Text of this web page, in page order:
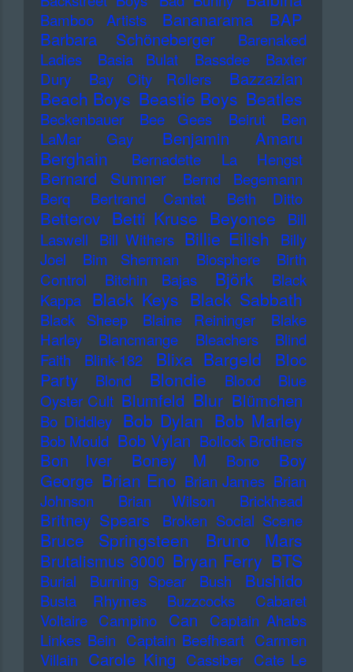
Bamboo Artists Bananarama
BAP
Barbara Schöneberger
Barenaked
Ladies
Basia Bulat Bassdee
Baxter
Dury
Bay City Rollers Bazzazian
Beach Boys Beastie Boys Beatles
Beckenbauer Bee Gees Beirut
Ben
LaMar Gay
Benjamin Amaru
Berghain Bernadette La Hengst
Bernard Sumner
Bernd Begemann
Berq
Bertrand Cantat Beth Ditto
Betterov Betti Kruse Beyonce
Bill
Laswell
Bill Withers Billie Eilish
Billy
Joel
Bim Sherman Biosphere
Birth
Control
Bitchin Bajas Björk
Black
Kappa Black Keys Black Sabbath
Black Sheep Blaine Reininger
Blake
Harley
Blancmange Bleachers
Blind
Faith
Blink-182 Blixa Bargeld
Bloc
Party
Blond Blondie Blood
Blue
Oyster Cult Blumfeld Blur Blümchen
Bo Diddley Bob Dylan Bob Marley
Bob Mould Bob Vylan Bollock Brothers
Bon Iver Boney M Bono
Boy
George Brian Eno Brian James Brian
Johnson
Brian Wilson Brickhead
Britney Spears Broken Social Scene
Bruce Springsteen Bruno Mars
Brutalismus 3000 Bryan Ferry BTS
Burial Burning Spear Bush Bushido
Busta Rhymes Buzzcocks
Cabaret
Voltaire Campino Can
Captain Ahabs
Linkes Bein Captain Beefheart Carmen
Villain Carole King Cassiber Cate Le